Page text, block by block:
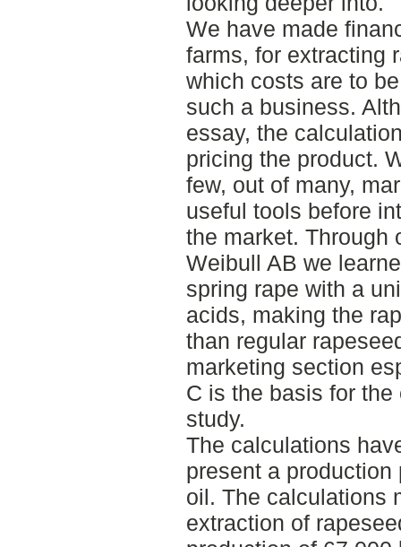
We have made
farms, for extracting
which costs are to
such a business.
essay, the
pricing the product.
few, out of many,
useful tools before
the market. Through
Weibull AB we
spring rape with a
acids, making the
than regular
marketing section
C is the basis for
study.
The calculations
present a
oil. The calculations
extraction of